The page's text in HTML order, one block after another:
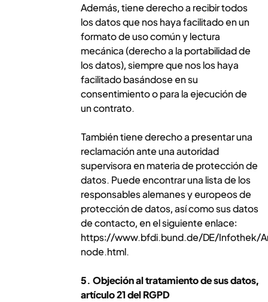
Además, tiene derecho a recibir todos
los datos que nos haya facilitado en un
formato de uso común y lectura
mecánica (derecho a la portabilidad de
los datos), siempre que nos los haya
facilitado basándose en su
consentimiento o para la ejecución de
un contrato.
También tiene derecho a presentar una
reclamación ante una autoridad
supervisora en materia de protección de
datos. Puede encontrar una lista de los
responsables alemanes y europeos de
protección de datos, así como sus datos
de contacto, en el siguiente enlace:
https://www.bfdi.bund.de/DE/Infothek/
node.html.
5. Objeción al tratamiento de sus datos,
artículo 21 del RGPD